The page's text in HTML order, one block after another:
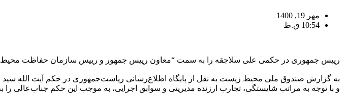
مهر 19, 1400
10:54 ق.ظ
رییس جمهوری در حکمی علی سلاجقه را به سمت “معاون رییس جمهور و رییس سازمان حفاظت
به گزارش صندوق ملی محیط زیست به نقل از پایگاه اطلاع‌رسانی ریاست‌جمهوری در حکم آیت الله
و با توجه به مراتب شایستگی، تجارب ارزنده مدیریتی و سوابق اجرایی، به موجب این حکم